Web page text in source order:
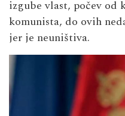
izgube vlast, počev od
komunista, do ovih
jer je neuništiva.